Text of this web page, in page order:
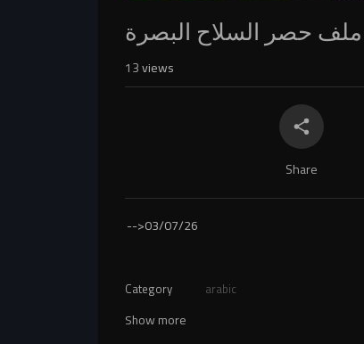
ملف حصر السلاح البصرة
13views
Share
-->03/07/26
Category arabic
Show more